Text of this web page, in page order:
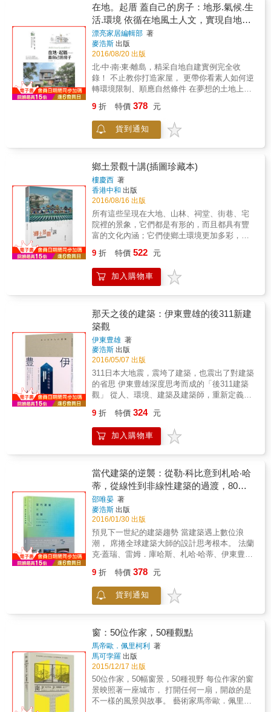
紀，總里程達71354公里。
利工具。」──薛孟琪 「這本書對於認識現代建
築的構築美學有很大的幫助。」──黃奕智 「透
過剖面的研究，更能掌握建築的結構性、構造
性、材料性、空間性，並進而完整瞭解建築內
在構成的真實意圖。」──廖偉立 ◎首部以剖面
圖為核心論述的創舉專書 有鑑於二十一世紀初
建築實務所面臨的各種環境和材料挑戰，本書
作者相信剖面將是建築未來創新的關鍵所在。
鶴卷（Marc Tsurumaki），大衛‧路易斯
（David J. Lewis），是紐約市LTL建築事務所
的創辦人，也是普林斯頓大學、哥倫比亞大學
和帕森設計學院的建築教授。他們將現代建築
各個剖面歸納為7大類，成就了首部以剖面圖為
核心的論述專書。 他們相信剖面提供了尚未充
分探索的豐饒機會，可以用富有創意的方式重
新想像結構力、熱力和機能力的交互作用。此
外，剖面也是空間、形式、材料和人類經驗的
交會地，可以更清楚地確立身體與建物之間的
關係，以及建築和涵構之間的互動。身為從業
者和教育者，他們挑選了63個重要的建築專
案，繪製出精細的剖面透視圖，做為學生、建
築師和其他讀者進一步鑽研的基石。 讀者將能
公室，哪類剖面又常見於如積木般堆疊的住商
大樓，引入通風和採光的錯層式住宅用什麼樣
的剖面？而重功能的劇院、音樂廳、教堂，相
什麼樣的剖面結構呢？面對複雜的空間順序或
大型中庭，什麼樣的類型最能解決？ ◎認識7
大剖面代表建築 剖面有哪些不同類型，各自扮
演了何種角色？這些剖面如何製作？為什麼要
選擇這種剖面構型而非另一種？本書將探討這
些問題，並提供一個概念性、材料性和工具性
的架構，幫助讀者理解剖面，將它們當成打造
建築的手法。 一、伸拉型：皮耶‧路易吉‧奈爾維
MVRDV的2000年世博會荷蘭館、路康的沙克中
的台中歌劇院 四、剪切型：萊特的落水山莊、
迪勒‧史柯菲迪歐+倫佛的布朗大學格諾夫創意
藝術中心 五、孔洞型：路康的埃克塞特學院圖
書館、伊東豐雄的仙台媒體中心 六、傾斜型：
柯比意的薩伏衣別墅、萊特的古根漢美術館
七、嵌套型：阿塞伯X阿隆索工作室的西班牙拉
柯魯尼亞藝術中心、MVRDV的埃芬納爾文化中
心 ◎這些建築奧祕，只有剖面圖能告訴你！ 為
什麼柯比意的廊香教堂的光線如此神聖？就是
利用塑造與推疊，製造錯視與焦點。許多宗教
空間會利用內凹的天花板將焦點聚集在內部空
間，廊香教堂剛好相反，它的外凸、塑造型剖
座小禮拜堂融入其中。 伊東豐雄的台中歌劇院
如何做到呈現如洞穴般的高難度建築？藉由塑
造、堆疊、孔洞、嵌套手法，把曲面視為牆和
會的美國館，由貞尾昭二與富勒所負責，富勒
就是結合塑造和堆疊，主要再加上反覆運用嵌
套型剖面來產生經過控制的熱環境。這些大規
模的嵌套型剖面都是他在探索和發明空間框架
構成系統時的產物，讓他可以蓋出更龐大的封
皮，在建築物裡安置建築物。
沒有柱子支撐；沒有平面，綿延的曲面是天也
是牆。 全世界沒有前例可循。 & 伊東豊雄挑戰
全世界的夢想，由臺灣人完成了。 歷經五度流
標，最後由臺中麗明營造承攬，開始建築史上
的華麗冒險。 放棄傳統施工模式，啟動研發。
不能有柱子，就用曲牆撐起；沒有平面，就開
始「造殼」；一片一片拼出結構，手工打造一
千三百七十二牆面切片，電腦定位拼圖建造。
投入超過十八萬八千八百施工人次，一起堅持
走過一千八百多個白天與黑夜，用創意打造新
家歌劇院。 & 臺灣的建築團隊，將伊東豊雄
「美聲涵洞」設計夢想，落實成臺灣的驕傲，
臺中的地標，這座地標性建築物的落成，不但
計，更展現了臺灣營造工藝突破藩籬的用心與
努力。在建築史上寫下新里程碑的近兩千個日
子，每一步的挑戰都值得記錄。 & 只要不離開
跑道，就有到達終點的一天。進無止境的堅
持，留下一座永續的地標性建築。它不是一個
工程案，而是駐足在臺灣土地上，被世界矚
目，永恆流傳的精神藝術。
在地。起厝 蓋自己的房子：地形.氣候.生
活.環境 依循在地風土人文，實現自地自
建的自宅夢想
漂亮家居編輯部 著
麥浩斯 出版
2016/08/20 出版
北‧中‧南‧東‧離島，精采自地自建實例完全收
錄！ 不止教你打造家屋， 更帶你看素人如何逆
轉環境限制、順應自然條件 在夢想的土地上實
宜蘭的好山好水，最想在這蓋間自己的房子；
也有人說，自小在台南長大，離鄉多年最想在
家鄉蓋個自己的厝； 又或者曾到台東一遊，起
嚴重濕氣，建材壽命短；台南高溫多晴，房子
得留意通風散熱機能；濱海屋雖風景優美，但
除了強大風力外，海風中挾帶鹽分，易腐蝕房
屋結構。 想在這片寶島上一圓自己在地起厝的
阿宅夢，有許多看得到、看不到的困難點，尤
其在台灣混合型氣候及複雜地形之下，想要構
築一個能永續生活的家，除了挑選自己嚮往的
區域，更應依據地形、地質、氣候、濕度等條
件因地置宜有不同的規畫，依傍著建築工法補
分發揮，如此在自己最喜歡的土地上，建構能
代代傳承的台灣宅，絕不是夢想！ 本書特色
◎15-20個台灣在地住宅精彩案例 收綠15-20個
制，卻能從旁觀察建築大師如何運用無限創意
及工法，截長補短、化腐朽為神奇，蓋出最適
居住的台灣房子。 ◎精闢深入的設計解讀 以建
築師的角度來深入介紹台灣建築所需的特殊條
件，不為人知的在地工法與KNOWHOW。案例
的室內外設計理念及背景，看他們如何打破空
間的藩籬與限制，為屋主解決建地狹小的問
題，打造出令人拍案叫絕的好設計。 ◎平面
設計教戰守則 每個案例皆包括平面圖、立面
圖、剖面圖及實景照片，並為讀者帶來全新的
視野，幫助讀者可以很輕易地理解建此案例設
計的細節及設計重點。
9 折 特價 378 元
貨到通知
鄉土景觀十講(插圖珍藏本)
樓慶西 著
香港中和 出版
2016/08/16 出版
所有這些呈現在大地、山林、祠堂、街巷、宅
院裡的景象，它們都是有形的，而且都具有豐
富的文化內涵；它們使鄉土環境更加多彩，更
植物共同組成一種景觀，一種富有文化底蘊的
景觀，我們稱為&ldquo;鄉土文化景觀
&rdquo;。&mdash;&mdash;樓慶西 本書以豐富
性、豐富多彩的裝飾藝術、鄉土環境的物質文
化與非物質文化。近四百幅精美的照片和線
描，使閱讀直觀而又賞心悅目。
9 折 特價 522 元
加入購物車
那天之後的建築：伊東豊雄的後311新建
築觀
伊東豊雄 著
麥浩斯 出版
2016/05/07 出版
311日本大地震，震垮了建築，也震出了對建築
的省思 伊東豊雄深度思考而成的「後311建築
觀」 從人、環境、建築及建築師，重新定義建
麼？建築師真的是必要存在嗎？」311後，伊東
豊雄思考著&hellip;&hellip; 地震過後，伊東豊
雄參與岩手縣釜石市的重建計畫，在災區各地
為心靈之所；沒有都會氣息，也沒有個人原創
風格的展現，而是與當地居民齊心協力完成
&hellip;&hellip;。 建築，不再只是打造個人作
品，而是與居住者交流及對話，它同時也擔負
起社會責任，扮演連結建築、人與環境的角
色，伊東豊雄的後311建築觀，從「心」開始，
回歸建築的初衷，讓建築，以人與自然的關係
為起點，重新出發！ 伊東豊雄的後311建築
觀： 人──建築要以居住者的需求為主要考量
建築從311過後，轉變成以「民眾需求」為優先
建築融於自然，與自然環境更加契合。 減少建
築本身的能源消耗，解放建築且融入自然的這
條路邁進，讓建築與內外環境更為貼近。充分
合的建築，所以建築不能再禁錮於頑固的幾何
學中，必須與自然環境有所連結。 建築物──從
「心」打造出的建築，才能讓建築物真正地發
揮力量 即使是災後所興建的建築物，都能讓受
災居民待在建築物中時，擺脫孤獨感，這才是
真正讓建築本身所發揮的功用處。 建築師──捨
棄現代化的自我，才有未來 只要齊心協力，克
9 折 特價 324 元
加入購物車
當代建築的逆襲：從勒‧科比意到札哈‧哈
蒂，從線性到非線性建築的過渡，80後
建築人的觀察與實作筆記
邵唯晏 著
麥浩斯 出版
2016/01/30 出版
預見下一世紀的建築趨勢 當建築遇上數位浪
潮， 席捲全球建築大師的設計思考根本。 法蘭
克‧蓋瑞、雷姆．庫哈斯、札哈‧哈蒂、伊東豊雄
時代！ 透過電腦運算，突破設計限制， 無接
縫、連續性、動態感、模糊界面的非線性形
態， 將看似不可能的紙上建築化為一座座讓人
觀照挖掘非線性建築迷人且寓意深遠的10大特
質& 用自己的手，將想像化為現實，翻騰出30
個深耕於非線性思維的設計案例<br sty
9 折 特價 378 元
貨到通知
窗：50位作家，50種觀點
馬帝歐．佩里柯利
著
馬可孛羅 出版
2015/12/17 出版
50位作家，50幅窗景，50種視野 每位作家的窗
景映照著一座城市， 打開任何一扇，開啟的是
不一樣的風景與故事。 藝術家馬帝歐．佩里柯